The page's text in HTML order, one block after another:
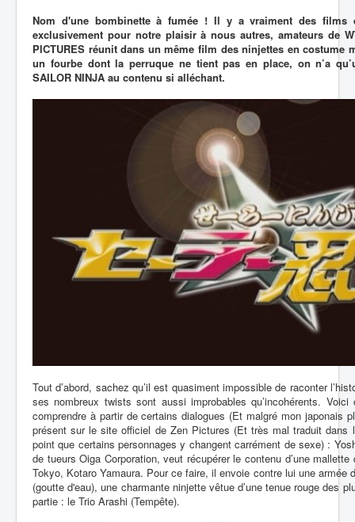
Nom d'une bombinette à fumée ! Il y a vraiment des films
exclusivement pour notre plaisir à nous autres, amateurs de
PICTURES réunit dans un même film des ninjettes en
un fourbe dont la perruque ne tient pas en place, on n’a
SAILOR NINJA au contenu si alléchant.
Tout d’abord, sachez qu’il est quasiment impossible de raconter
ses nombreux twists sont aussi improbables qu’incohérents.
comprendre à partir de certains dialogues (Et malgré mon japonais
présent sur le site officiel de Zen Pictures (Et très mal traduit dans
point que certains personnages y changent carrément de sexe) :
de tueurs Oiga Corporation, veut récupérer le contenu d’une
Tokyo, Kotaro Yamaura. Pour ce faire, il envoie contre lui une armée
(goutte d'eau), une charmante ninjette vêtue d’une tenue rouge des
partie : le Trio Arashi (Tempête).